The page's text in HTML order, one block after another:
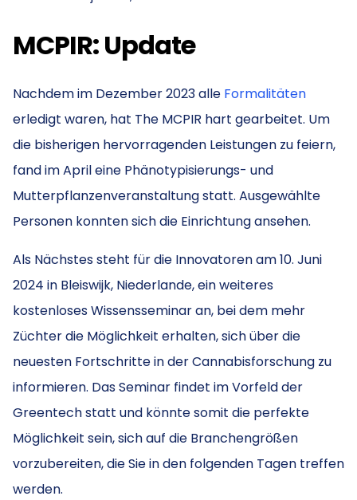
MCPIR: Update
Nachdem im Dezember 2023 alle Formalitäten
erledigt waren, hat The MCPIR hart gearbeitet. Um
die bisherigen hervorragenden Leistungen zu feiern,
fand im April eine Phänotypisierungs- und
Mutterpflanzenveranstaltung statt. Ausgewählte
Personen konnten sich die Einrichtung ansehen.
Als Nächstes steht für die Innovatoren am 10. Juni
2024 in Bleiswijk, Niederlande, ein weiteres
kostenloses Wissensseminar an, bei dem mehr
Züchter die Möglichkeit erhalten, sich über die
neuesten Fortschritte in der Cannabisforschung zu
informieren. Das Seminar findet im Vorfeld der
Greentech statt und könnte somit die perfekte
Möglichkeit sein, sich auf die Branchengrößen
vorzubereiten, die Sie in den folgenden Tagen treffen
werden.